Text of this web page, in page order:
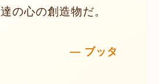
の心の創造物だ。
ブッタ